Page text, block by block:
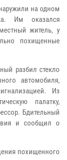
на одном
Им оказался
житель, у
похищенные
разбил стекло
автомобиля,
Из
палатку,
Бдительный
и сообщил о
похищенного